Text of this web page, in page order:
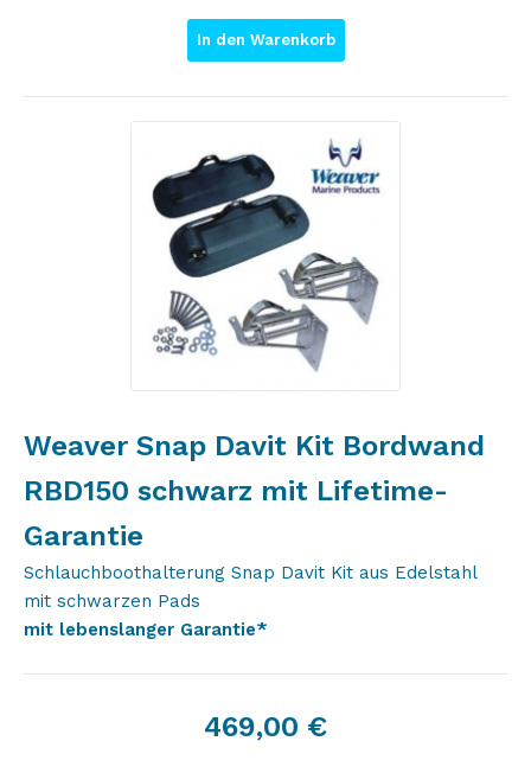
In den Warenkorb
Weaver Snap Davit Kit Bordwand
RBD150 schwarz mit Lifetime-
Garantie
Schlauchboothalterung Snap Davit Kit aus Edelstahl
mit schwarzen Pads
mit lebenslanger Garantie*
469,00 €